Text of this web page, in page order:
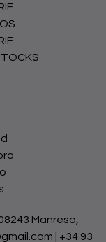
Manresa,
| +34 93